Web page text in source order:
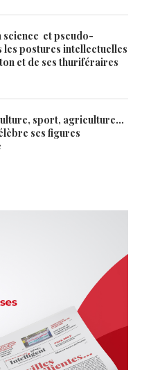
science et pseudo-
les postures intellectuelles
et de ses thuriféraires
sport, agriculture…
ses figures